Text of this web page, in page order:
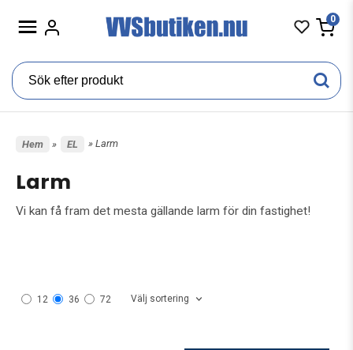
0
Hem » EL » Larm
Larm
Vi kan få fram det mesta gällande larm för din fastighet!
12 36 72 Välj sortering